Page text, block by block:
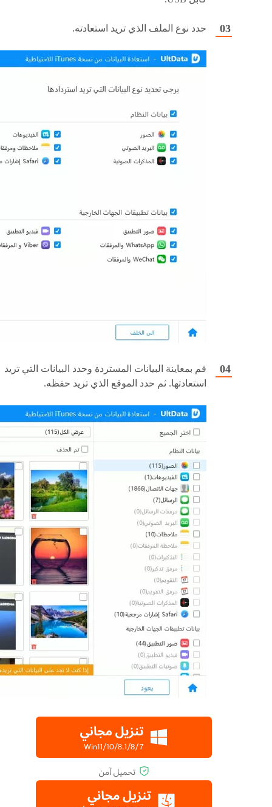
حدد نوع الملف الذي تريد استعادته.
قم بمعاينة البيانات المستردة وحدد البيانات التي تريد
استعادتها. ثم حدد الموقع الذي تريد حفظه.